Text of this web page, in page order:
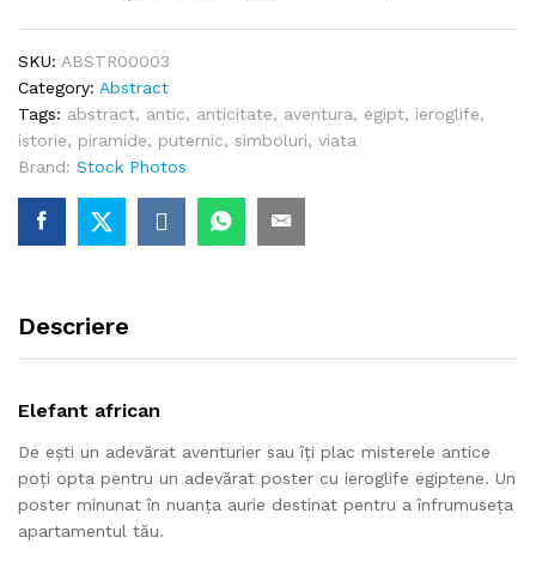
SKU: ABSTR00003
Category: Abstract
Tags: abstract, antic, anticitate, aventura, egipt, ieroglife,
istorie, piramide, puternic, simboluri, viata
Brand: Stock Photos
Descriere
Elefant african
De ești un adevărat aventurier sau îți plac misterele antice
poți opta pentru un adevărat poster cu ieroglife egiptene. Un
poster minunat în nuanța aurie destinat pentru a înfrumuseța
apartamentul tău.